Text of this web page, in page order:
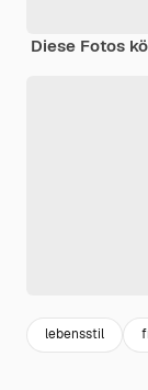
Diese Fotos
lebensstil